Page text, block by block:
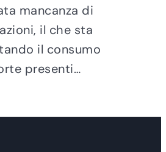
mancanza di
il che sta
il consumo
presenti…